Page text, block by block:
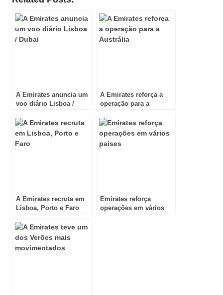
A Emirates anuncia um
voo diário Lisboa /
A Emirates reforça a
operação para a
A Emirates recruta em
Lisboa, Porto e Faro
Emirates reforça
operações em vários